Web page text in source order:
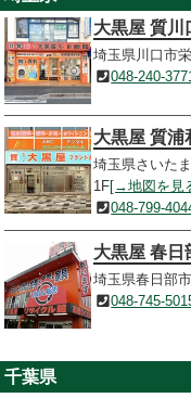
大黒屋 質川
埼玉県川口市
048-240-
大黒屋 質浦
埼玉県さいた
1F[→地図を見
048-799-
大黒屋 春日
埼玉県春日部
048-745-
千葉県